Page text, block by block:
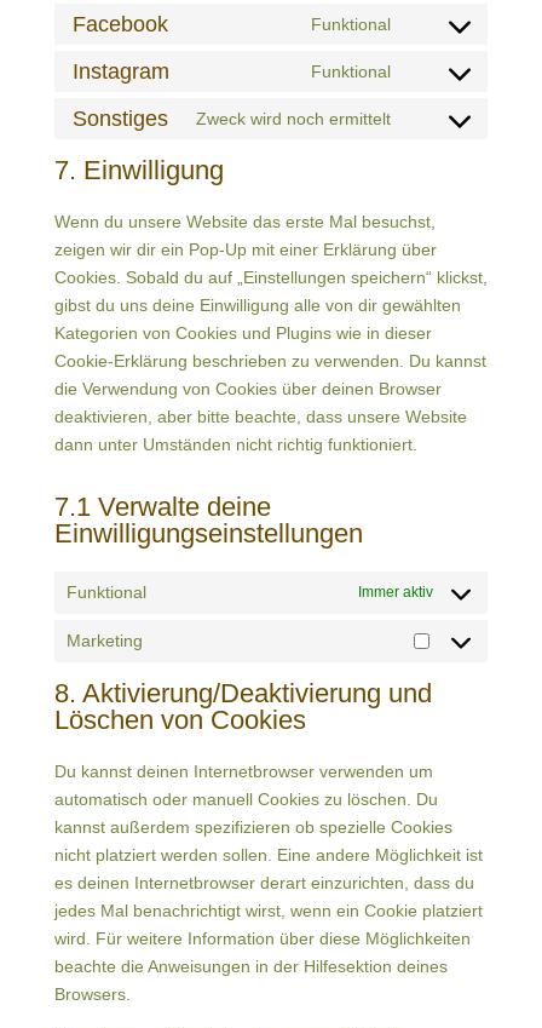
wordpress
Facebook Funktional
Consent
facebook
Instagram Funktional
Consent
Sonstiges Zweck wird noch ermittelt
Consent
sonstiges
7. Einwilligung
Wenn du unsere Website das erste Mal besuchst,
zeigen wir dir ein Pop-Up mit einer Erklärung über
Cookies. Sobald du auf „Einstellungen speichern“ klickst,
gibst du uns deine Einwilligung alle von dir gewählten
Kategorien von Cookies und Plugins wie in dieser
Cookie-Erklärung beschrieben zu verwenden. Du kannst
die Verwendung von Cookies über deinen Browser
deaktivieren, aber bitte beachte, dass unsere Website
dann unter Umständen nicht richtig funktioniert.
7.1 Verwalte deine
Einwilligungseinstellungen
Funktional Immer aktiv
Marketing
Marketing
8. Aktivierung/Deaktivierung und
Löschen von Cookies
Du kannst deinen Internetbrowser verwenden um
automatisch oder manuell Cookies zu löschen. Du
kannst außerdem spezifizieren ob spezielle Cookies
nicht platziert werden sollen. Eine andere Möglichkeit ist
es deinen Internetbrowser derart einzurichten, dass du
jedes Mal benachrichtigt wirst, wenn ein Cookie platziert
wird. Für weitere Information über diese Möglichkeiten
beachte die Anweisungen in der Hilfesektion deines
Browsers.